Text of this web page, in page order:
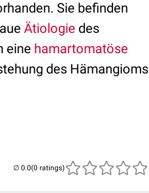
Sie befinden
Ätiologie des
eine hamartomatöse
des Hämangioms
(0 ratings)